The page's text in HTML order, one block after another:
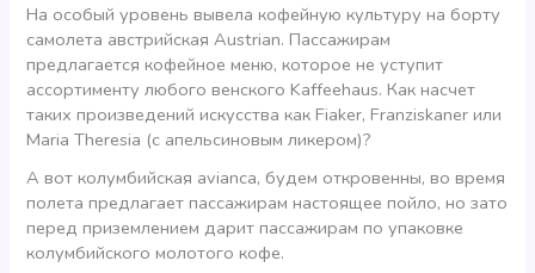
На особый уровень вывела кофейную культуру на борту
самолета австрийская Austrian. Пассажирам
предлагается кофейное меню, которое не уступит
ассортименту любого венского Kaffeehaus. Как насчет
таких произведений искусства как Fiaker, Franziskaner или
Maria Theresia (с апельсиновым ликером)?
А вот колумбийская avianca, будем откровенны, во время
полета предлагает пассажирам настоящее пойло, но зато
перед приземлением дарит пассажирам по упаковке
колумбийского молотого кофе.